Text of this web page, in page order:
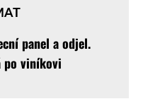
panel a odjel.
po viníkovi